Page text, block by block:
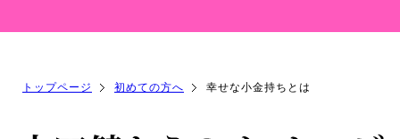
トップページ 初めての方へ 幸せな小金持ちとは